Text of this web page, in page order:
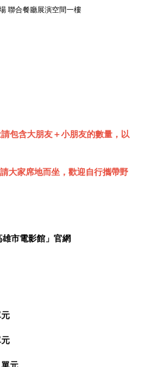
聯合餐廳展演空間一樓
包含大朋友＋小朋友的數量，以
大家席地而坐，歡迎自行攜帶野
市電影館」官網